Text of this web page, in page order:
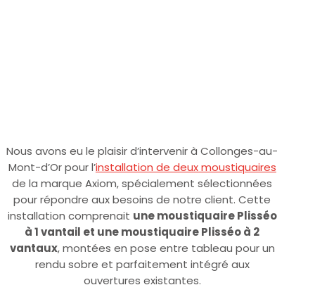
Nous avons eu le plaisir d’intervenir à Collonges-au-
Mont-d’Or pour l’installation de deux moustiquaires
de la marque Axiom, spécialement sélectionnées
pour répondre aux besoins de notre client. Cette
installation comprenait une moustiquaire Plisséo
à 1 vantail et une moustiquaire Plisséo à 2
vantaux, montées en pose entre tableau pour un
rendu sobre et parfaitement intégré aux
ouvertures existantes.